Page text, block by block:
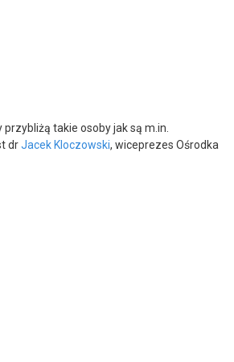
takie osoby jak są m.in.
drJacek Kloczowski, wiceprezes Ośrodka